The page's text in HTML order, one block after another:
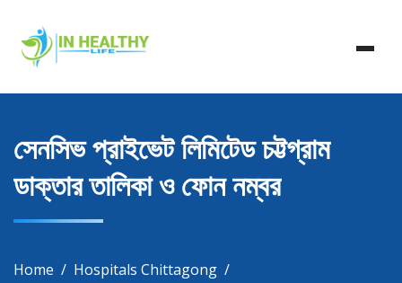
content
In Healthy Life
In Healthy Life, Healthy Life, Health Life, Doctor List,
Doctor Listing
সেনসিভ প্রাইভেট লিমিটেড চট্টগ্রাম
ডাক্তার তালিকা ও ফোন নম্বর
Home
Hospitals Chittagong